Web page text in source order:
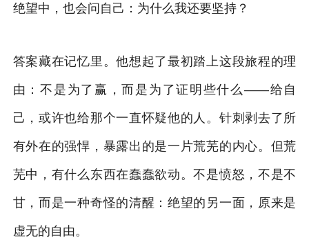
绝望中，也会问自己：为什么我还要坚持？
答案藏在记忆里。他想起了最初踏上这段旅程的理
由：不是为了赢，而是为了证明些什么——给自
己，或许也给那个一直怀疑他的人。针刺剥去了所
有外在的强悍，暴露出的是一片荒芜的内心。但荒
芜中，有什么东西在蠢蠢欲动。不是愤怒，不是不
甘，而是一种奇怪的清醒：绝望的另一面，原来是
虚无的自由。